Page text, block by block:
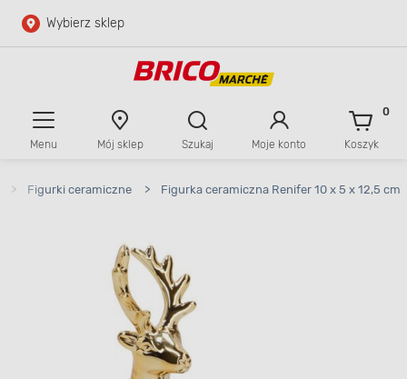
Przejdź do głównej zawartości
Wybierz sklep
Menu Mój sklep Szukaj Moje konto Koszyk
0
> Figurki ceramiczne > Figurka ceramiczna Renifer 10 x 5 x 12,5 cm